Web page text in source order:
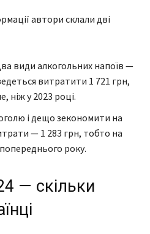
автори склали дві
види алкогольних напоїв —
витратити 1 721 грн,
ніж у 2023 році.
і дещо зекономити на
— 1 283 грн, тобто на
року.
— скільки